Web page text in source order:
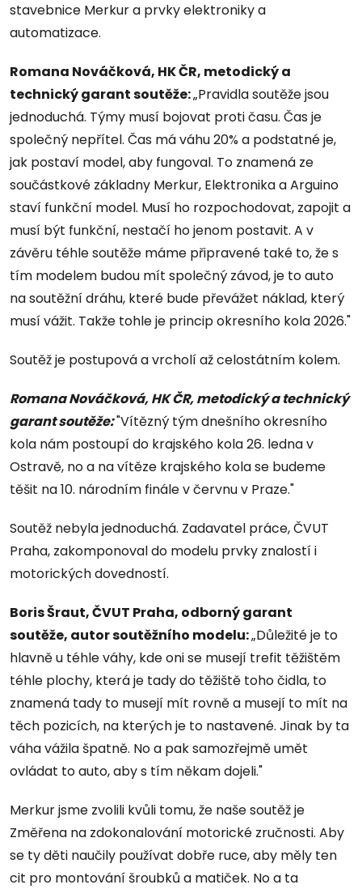
stavebnice Merkur a prvky elektroniky a
automatizace.
Romana Nováčková, HK ČR, metodický a
technický garant soutěže:„Pravidla soutěže jsou
jednoduchá. Týmy musí bojovat proti času. Čas je
společný nepřítel. Čas má váhu 20% a podstatné je,
jak postaví model, aby fungoval. To znamená ze
součástkové základny Merkur, Elektronika a Arguino
staví funkční model. Musí ho rozpochodovat, zapojit a
musí být funkční, nestačí ho jenom postavit. A v
závěru téhle soutěže máme připravené také to, že s
tím modelem budou mít společný závod, je to auto
na soutěžní dráhu, které bude převážet náklad, který
musí vážit. Takže tohle je princip okresního kola 2026."
Soutěž je postupová a vrcholí až celostátním kolem.
Romana Nováčková, HK ČR, metodický a technický
garant soutěže:"Vítězný tým dnešního okresního
kola nám postoupí do krajského kola 26. ledna v
Ostravě, no a na vítěze krajského kola se budeme
těšit na 10. národním finále v červnu v Praze."
Soutěž nebyla jednoduchá. Zadavatel práce, ČVUT
Praha, zakomponoval do modelu prvky znalostí i
motorických dovedností.
Boris Šraut, ČVUT Praha, odborný garant
soutěže, autor soutěžního modelu:„Důležité je to
hlavně u téhle váhy, kde oni se musejí trefit těžištěm
téhle plochy, která je tady do těžiště toho čidla, to
znamená tady to musejí mít rovně a musejí to mít na
těch pozicích, na kterých je to nastavené. Jinak by ta
váha vážila špatně. No a pak samozřejmě umět
ovládat to auto, aby s tím někam dojeli."
Merkur jsme zvolili kvůli tomu, že naše soutěž je
Změřena na zdokonalování motorické zručnosti. Aby
se ty děti naučily používat dobře ruce, aby měly ten
cit pro montování šroubků a matiček. No a ta